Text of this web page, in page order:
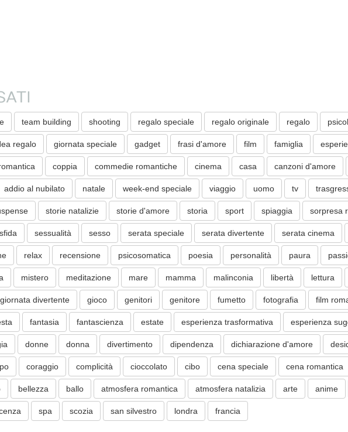
team building shooting regalo speciale regalo originale regalo
regalo giornata speciale gadget frasi d'amore film famiglia
coppia commedie romantiche cinema casa canzoni d'amore
addio al nubilato natale week-end speciale viaggio uomo tv
storie natalizie storie d'amore storia sport spiaggia sorpresa
sfida sessualità sesso serata speciale serata divertente serata cinema
relax recensione psicosomatica poesia personalità paura
mistero meditazione mare mamma malinconia libertà lettura
giornata divertente gioco genitori genitore fumetto fotografia film
fantasia fantascienza estate esperienza trasformativa esperienza
donne donna divertimento dipendenza dichiarazione d'amore
coraggio complicità cioccolato cibo cena speciale cena romantica
bellezza ballo atmosfera romantica atmosfera natalizia arte anime
spa scozia san silvestro londra francia